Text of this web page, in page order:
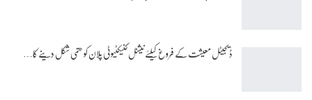
ڈیجیٹل معیشت کے فروغ کیلئے نیشنل کنیکٹیوٹی پلان کو حتمی شکل دینے کا…